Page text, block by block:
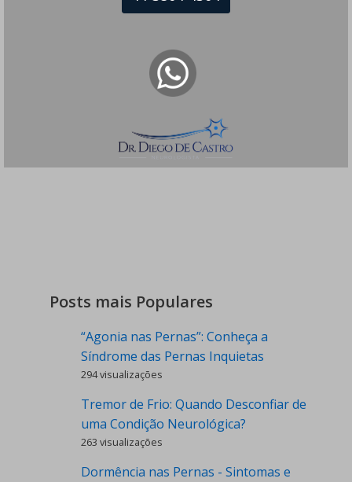
Compartilhe
Posts mais Populares
“Agonia nas Pernas”: Conheça a
Síndrome das Pernas Inquietas
294 visualizações
Tremor de Frio: Quando Desconfiar de
uma Condição Neurológica?
263 visualizações
Dormência nas Pernas - Sintomas e